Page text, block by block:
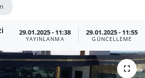
29.01.2025 - 11:38
YAYINLANMA
29.01.2025 - 11:55
GÜNCELLEME